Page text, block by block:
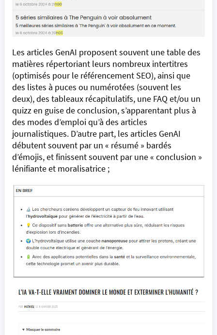
Les articles GenAI proposent souvent une table des
matières répertoriant leurs nombreux intertitres
(optimisés pour le référencement SEO), ainsi que
des listes à puces ou numérotées (souvent les
deux), des tableaux récapitulatifs, une FAQ et/ou un
quizz en guise de conclusion, s’apparentant plus à
des modes d’emploi qu’à des articles
journalistiques. D’autre part, les articles GenAI
débutent souvent par un « résumé » bardés
d’émojis, et finissent souvent par une « conclusion »
lénifiante et moralisatrice ;